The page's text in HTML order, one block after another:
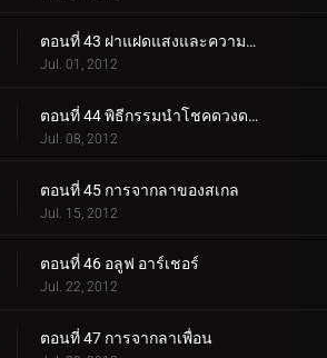
ตอนที่ 43 ฝาแฝดแสงและความมืด
Jul. 01, 2012
ตอนที่ 44 พิธีกรรมนำโชคดวงดาว
Jul. 08, 2012
ตอนที่ 45 การจากลาของสเกล
Jul. 15, 2012
ตอนที่ 46 อลูฟ อาร์เชอร์
Jul. 22, 2012
ตอนที่ 47 การจากลาเพื่อน